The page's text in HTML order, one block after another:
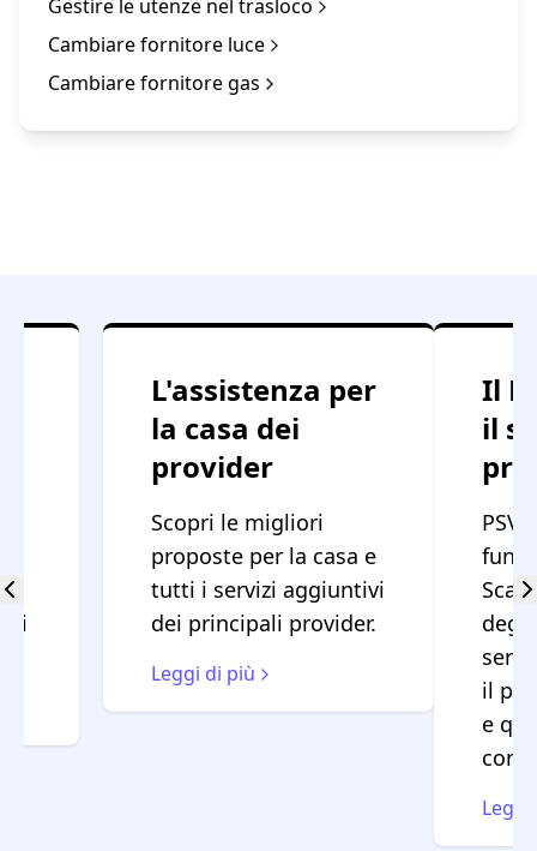
Gestire le utenze nel trasloco
Cambiare fornitore luce
Cambiare fornitore gas
L'assistenza per
la casa dei
provider
Scopri le migliori
proposte per la casa e
tutti i servizi aggiuntivi
dei principali provider.
Leggi di più
Il
il
il
e
con
di